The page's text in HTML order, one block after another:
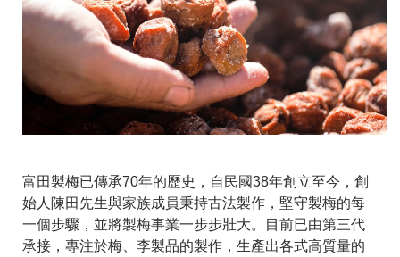
富田製梅已傳承70年的歷史，自民國38年創立至今，創
始人陳田先生與家族成員秉持古法製作，堅守製梅的每
一個步驟，並將製梅事業一步步壯大。目前已由第三代
承接，專注於梅、李製品的製作，生產出各式高質量的